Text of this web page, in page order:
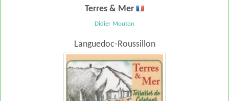
Terres & Mer
Didier Mouton
Languedoc-Roussillon